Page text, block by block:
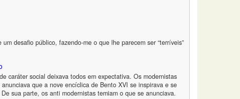
desafio público, fazendo-me o que lhe parecem ser “terríveis”
caráter social deixava todos em expectativa. Os modernistas
que a nove encíclica de Bento XVI se inspirava e se
sua parte, os anti modernistas temiam o que se anunciava.